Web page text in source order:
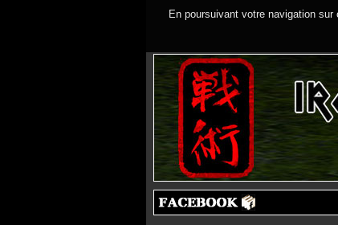
En poursuivant votre navigation